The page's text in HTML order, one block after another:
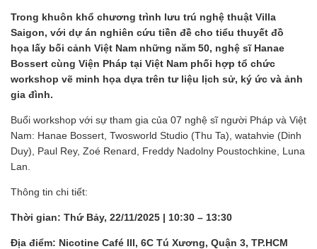
Trong khuôn khổ chương trình lưu trú nghệ thuật Villa
Saigon, với dự án nghiên cứu tiền đề cho tiểu thuyết đồ
họa lấy bối cảnh Việt Nam những năm 50, nghệ sĩ Hanae
Bossert cùng Viện Pháp tại Việt Nam phối hợp tổ chức
workshop vẽ minh họa dựa trên tư liệu lịch sử, ký ức và ảnh
gia đình.
Buổi workshop với sự tham gia của 07 nghệ sĩ người Pháp và Việt
Nam: Hanae Bossert, Twosworld Studio (Thu Ta), watahvie (Dinh
Duy), Paul Rey, Zoé Renard, Freddy Nadolny Poustochkine, Luna
Lan.
Thông tin chi tiết:
Thời gian: Thứ Bảy, 22/11/2025 | 10:30 – 13:30
Địa điểm: Nicotine Café III, 6C Tú Xương, Quận 3, TP.HCM